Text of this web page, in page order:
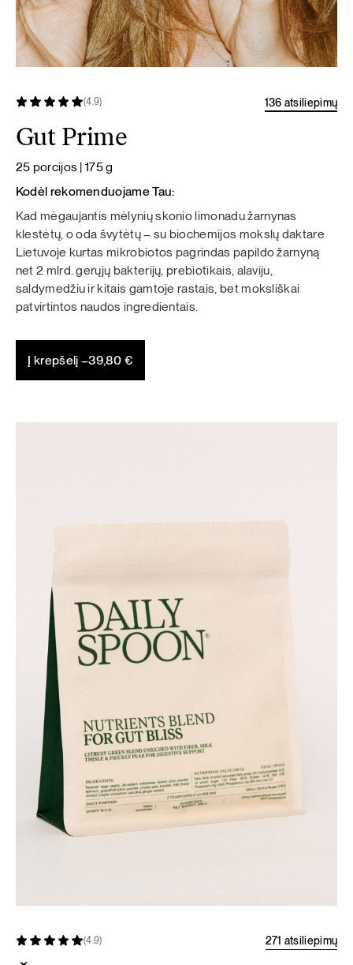
(4.9) 136 atsiliepimų
Gut Prime
25 porcijos | 175 g
Kodėl rekomenduojame Tau:
Kad mėgaujantis mėlynių skonio limonadu žarnynas
klestėtų, o oda švytėtų – su biochemijos mokslų daktare
Lietuvoje kurtas mikrobiotos pagrindas papildo žarnyną
net 2 mlrd. gerųjų bakterijų, prebiotikais, alaviju,
saldymedžiu ir kitais gamtoje rastais, bet moksliškai
patvirtintos naudos ingredientais.
Į krepšelį –39,80€
(4.9) 271 atsiliepimų